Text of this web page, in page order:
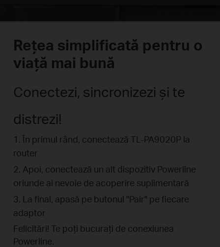
Rețea simplificată pentru o
viață mai bună
Conectezi, sincronizezi și te
distrezi!
1. În primul rând, conectează TL-PA9020P la
router
2. Apoi, conectează un alt dispozitiv Powerline
oriunde ai nevoie de acoperire suplimentară
3. La final, apasă pe butonul "Pair" pe fiecare
adaptor
Felicitări! Te poți bucurați de conexiunea
Powerline.